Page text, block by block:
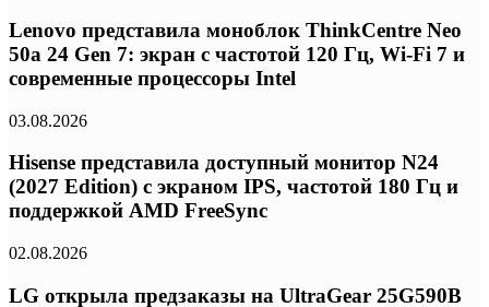
Lenovo представила моноблок ThinkCentre Neo
50a 24 Gen 7: экран с частотой 120 Гц, Wi-Fi 7 и
современные процессоры Intel
03.08.2026
Hisense представила доступный монитор N24
(2027 Edition) с экраном IPS, частотой 180 Гц и
поддержкой AMD FreeSync
02.08.2026
LG открыла предзаказы на UltraGear 25G590B